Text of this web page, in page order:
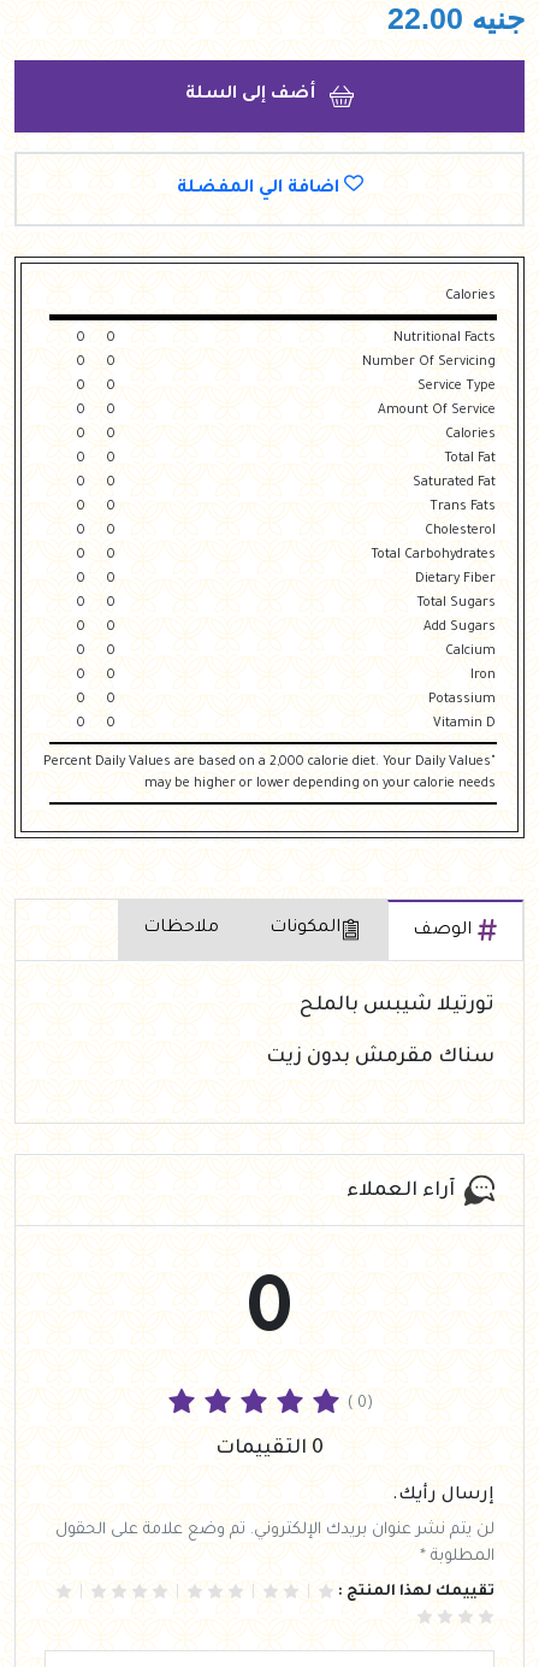
جنيه 22.00
أضف إلى السلة
اضافة الي المفضلة
Calories
Nutritional Facts
0
0
Number Of Servicing
0
0
Service Type
0
0
Amount Of Service
0
0
Calories
0
0
Total Fat
0
0
Saturated Fat
0
0
Trans Fats
0
0
Cholesterol
0
0
Total Carbohydrates
0
0
Dietary Fiber
0
0
Total Sugars
0
0
Add Sugars
0
0
Calcium
0
0
Iron
0
0
Potassium
0
0
Vitamin D
0
0
"Percent Daily Values are based on a 2,000 calorie diet. Your Daily Values
may be higher or lower depending on your calorie needs
الوصف المكونات ملاحظات
تورتيلا شيبس بالملح
سناك مقرمش بدون زيت
آراء العملاء
0
( 0)
0 التقييمات
إرسال رأيك.
لن يتم نشر عنوان بريدك الإلكتروني. تم وضع علامة على الحقول
المطلوبة *
تقييمك لهذا المنتج :